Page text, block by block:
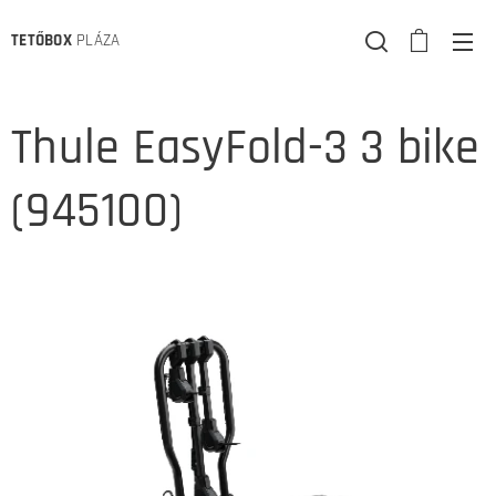
TETŐBOXPLÁZA
Thule EasyFold-3 3 bike
(945100)